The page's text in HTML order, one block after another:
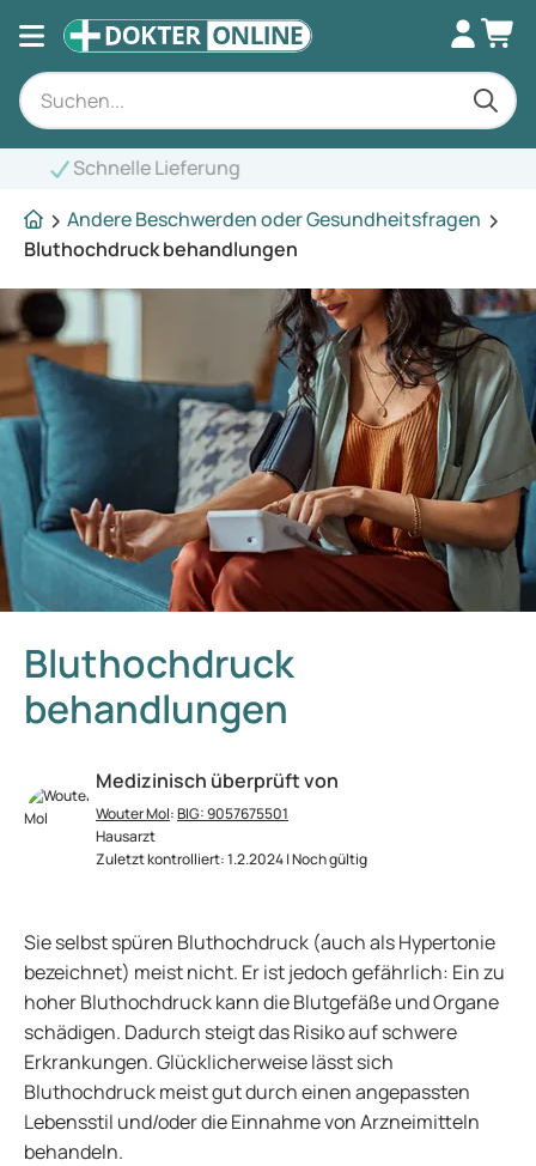
Andere Beschwerden oder Gesundheitsfragen
Bluthochdruck behandlungen
Bluthochdruck
behandlungen
Medizinisch überprüft von
Wouter Mol:BIG: 9057675501
Hausarzt
Zuletzt kontrolliert: 1.2.2024 | Noch gültig
Sie selbst spüren Bluthochdruck (auch als Hypertonie
bezeichnet) meist nicht. Er ist jedoch gefährlich: Ein zu
hoher Bluthochdruck kann die Blutgefäße und Organe
schädigen. Dadurch steigt das Risiko auf schwere
Erkrankungen. Glücklicherweise lässt sich
Bluthochdruck meist gut durch einen angepassten
Lebensstil und/oder die Einnahme von Arzneimitteln
behandeln.